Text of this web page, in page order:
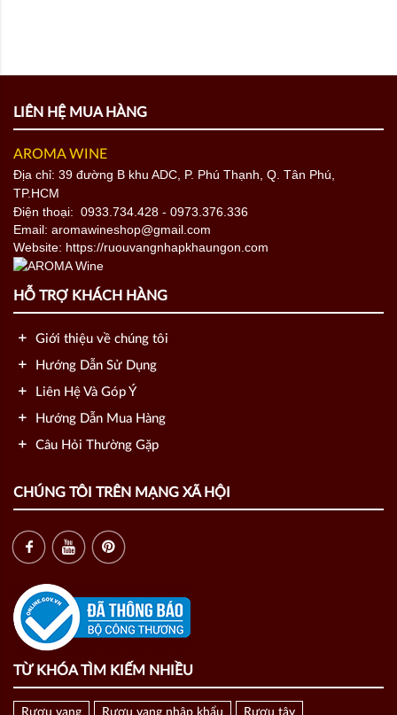
LIÊN HỆ MUA HÀNG
AROMA WINE
Địa chỉ: 39 đường B khu ADC, P. Phú Thạnh, Q. Tân Phú,
TP.HCM
Điện thoại: 0933.734.428 - 0973.376.336
Email: aromawineshop@gmail.com
Website: https://ruouvangnhapkhaungon.com
HỖ TRỢ KHÁCH HÀNG
Giới thiệu về chúng tôi
Hướng Dẫn Sử Dụng
Liên Hệ Và Góp Ý
Hướng Dẫn Mua Hàng
Câu Hỏi Thường Gặp
CHÚNG TÔI TRÊN MẠNG XÃ HỘI
TỪ KHÓA TÌM KIẾM NHIỀU
Rượu vang Rượu vang nhập khẩu Rượu tây